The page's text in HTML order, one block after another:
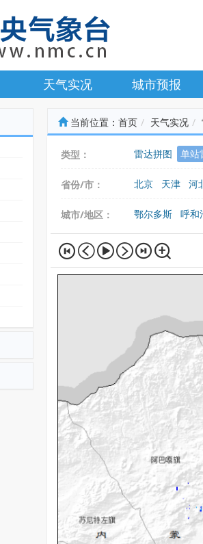
天气实况 城市预报
当前位置： 首页 天气实况
类型： 雷达拼图 单站
省份/市： 北京 天津
河
城市/地区：
鄂尔多斯 呼和